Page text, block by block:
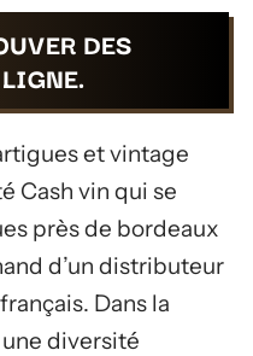
DES
et vintage
Cash vin qui se
près de bordeaux
d’un distributeur
Dans la
diversité